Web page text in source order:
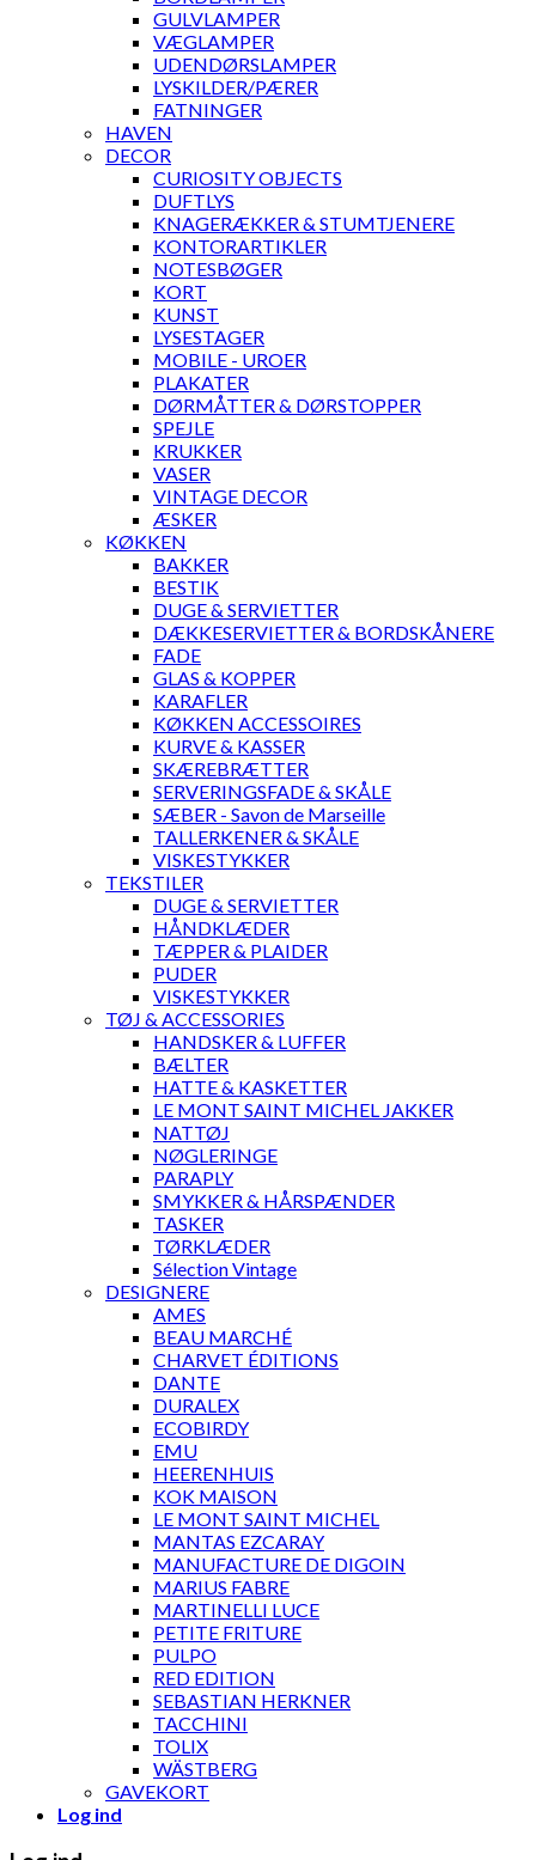
GULVLAMPER
VÆGLAMPER
UDENDØRSLAMPER
LYSKILDER/PÆRER
FATNINGER
HAVEN
DECOR
CURIOSITY OBJECTS
DUFTLYS
KNAGERÆKKER & STUMTJENERE
KONTORARTIKLER
NOTESBØGER
KORT
KUNST
LYSESTAGER
MOBILE - UROER
PLAKATER
DØRMÅTTER & DØRSTOPPER
SPEJLE
KRUKKER
VASER
VINTAGE DECOR
ÆSKER
KØKKEN
BAKKER
BESTIK
DUGE & SERVIETTER
DÆKKESERVIETTER & BORDSKÅNERE
FADE
GLAS & KOPPER
KARAFLER
KØKKEN ACCESSOIRES
KURVE & KASSER
SKÆREBRÆTTER
SERVERINGSFADE & SKÅLE
SÆBER - Savon de Marseille
TALLERKENER & SKÅLE
VISKESTYKKER
TEKSTILER
DUGE & SERVIETTER
HÅNDKLÆDER
TÆPPER & PLAIDER
PUDER
VISKESTYKKER
TØJ & ACCESSORIES
HANDSKER & LUFFER
BÆLTER
HATTE & KASKETTER
LE MONT SAINT MICHEL JAKKER
NATTØJ
NØGLERINGE
PARAPLY
SMYKKER & HÅRSPÆNDER
TASKER
TØRKLÆDER
Sélection Vintage
DESIGNERE
AMES
BEAU MARCHÉ
CHARVET ÉDITIONS
DANTE
DURALEX
ECOBIRDY
EMU
HEERENHUIS
KOK MAISON
LE MONT SAINT MICHEL
MANTAS EZCARAY
MANUFACTURE DE DIGOIN
MARIUS FABRE
MARTINELLI LUCE
PETITE FRITURE
PULPO
RED EDITION
SEBASTIAN HERKNER
TACCHINI
TOLIX
WÄSTBERG
GAVEKORT
Log ind